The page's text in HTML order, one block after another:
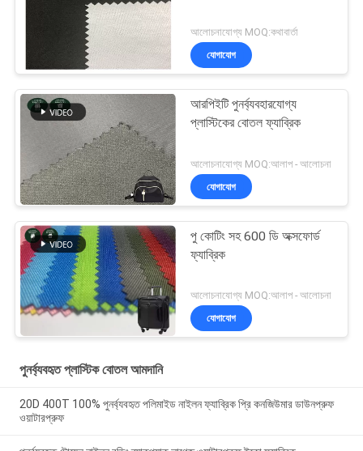
আলোচনাযোগ্য MOQ:কথাবার্তা
যোগাযোগ
আরপিইটি পুনর্ব্যবহারযোগ্য
প্লাস্টিকের বোতল ফ্যাব্রিক
আলোচনাযোগ্য MOQ:আলাপ - আলোচনা
যোগাযোগ
পু কোটিং সহ 600 ডি অক্সফোর্ড
ফ্যাব্রিক
আলোচনাযোগ্য MOQ:আলাপ - আলোচনা
যোগাযোগ
পুনর্ব্যবহৃত প্লাস্টিক বোতল আমদানি
20D 400T 100% পুনর্ব্যবহৃত পলিমাইড নাইলন ফ্যাব্রিক প্রি কনজিউমার ডাউনপ্রুফ
ওয়াটারপ্রুফ